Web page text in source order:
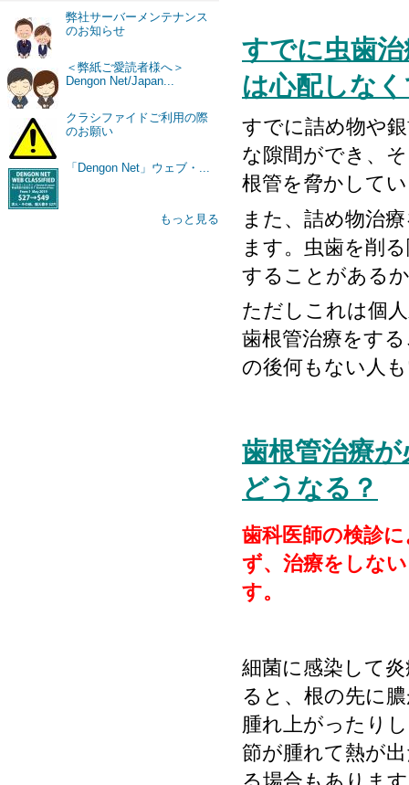
弊社サーバーメンテナンス
のお知らせ
＜弊紙ご愛読者様へ＞
Dengon Net/Japan...
クラシファイドご利用の際
のお願い
「Dengon Net」ウェブ・...
もっと見る
すでに虫歯
は心配しな
すでに詰め物や
な隙間ができ、
根管を脅かして
また、詰め物治
ます。虫歯を削
することがある
ただしこれは個
歯根管治療をす
の後何もない人
歯根管治療が
どうなる？
歯科医師の検診
ず、治療をしな
す。
細菌に感染して
ると、根の先に
腫れ上がったり
節が腫れて熱が